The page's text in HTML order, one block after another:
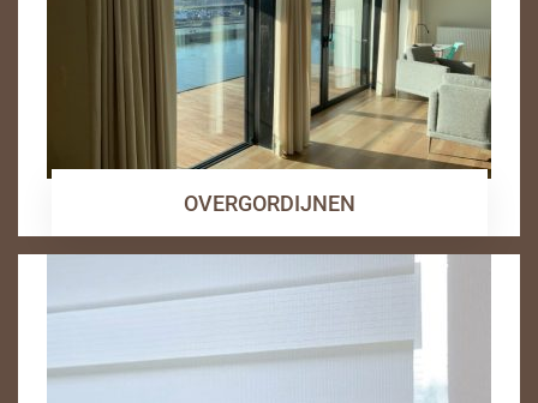
OVERGORDIJNEN